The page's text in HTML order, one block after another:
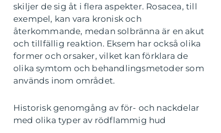
skiljer de sig åt i flera aspekter. Rosacea, till
exempel, kan vara kronisk och
återkommande, medan solbränna är en akut
och tillfällig reaktion. Eksem har också olika
former och orsaker, vilket kan förklara de
olika symtom och behandlingsmetoder som
används inom området.
Historisk genomgång av för- och nackdelar
med olika typer av rödflammig hud